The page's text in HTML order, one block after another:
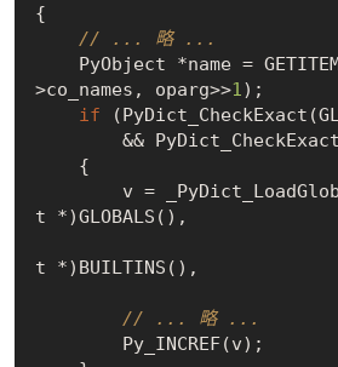
{
// ... 略 ...
>co_names, oparg>>1);
if
t *)GLOBALS(),
t *)BUILTINS(),
// ... 略 ...